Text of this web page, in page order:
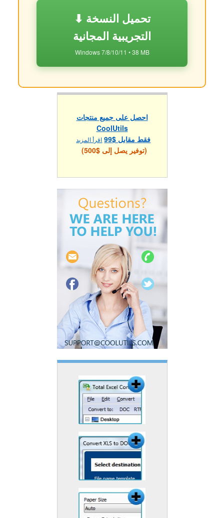
⬇ تحميل النسخة
التجريبية المجانية
Windows 7/8/10/11 • 38 MB
احصل على جميع منتجات
CoolUtils
فقط مقابل $99
اقرأ المزيد
(توفير يصل إلى $500)